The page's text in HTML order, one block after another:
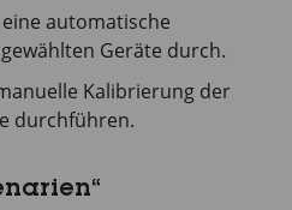
automatische
Geräte durch.
Kalibrierung der
durchführen.